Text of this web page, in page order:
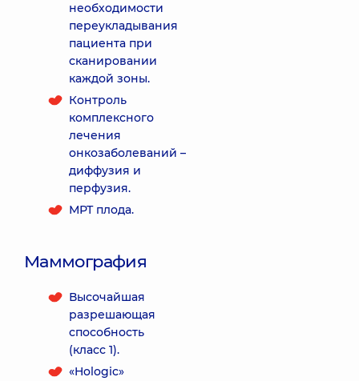
необходимости
переукладывания
пациента при
сканировании
каждой зоны.
Контроль
комплексного
лечения
онкозаболеваний –
диффузия и
перфузия.
МРТ плода.
Маммография
Высочайшая
разрешающая
способность
(класс 1).
«Hologic»